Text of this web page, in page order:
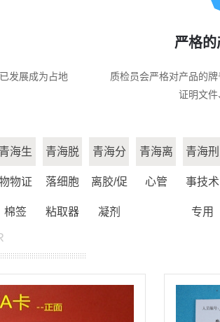
发展成为占地
严格
质检员会严格对产品的
证明文
青海生
物证
棉签
青海脱
落细胞
粘取器
青海分
离胶/促
凝剂
青海离
心管
青海刑
事技术
专用